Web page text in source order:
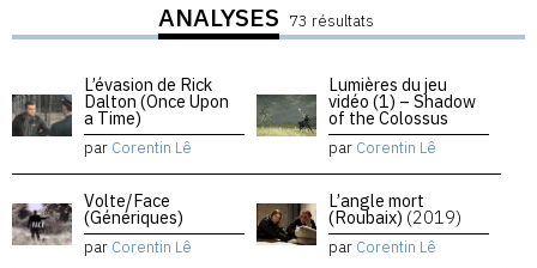
ANALYSES 73 résultats
L’évasion de Rick
Dalton (Once Upon
a Time)
par Corentin Lê
Lumières du jeu
vidéo (1) – Shadow
of the Colossus
par Corentin Lê
Volte/Face
(Génériques)
par Corentin Lê
L’angle mort
(Roubaix) (2019)
par Corentin Lê